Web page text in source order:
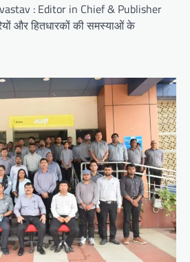
: Editor in Chief & Publisher
और हितधारकों की समस्याओं के